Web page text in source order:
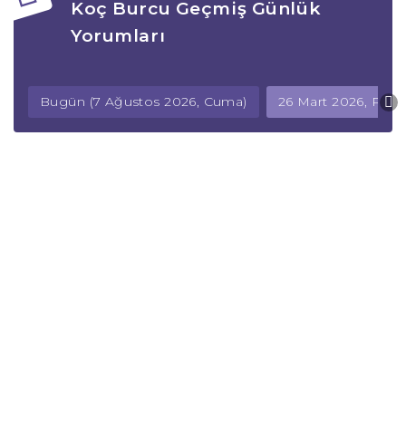
Koç Burcu Geçmiş Günlük
Yorumları
Bugün (7 Ağustos 2026, Cuma) 26 Mart 2026,